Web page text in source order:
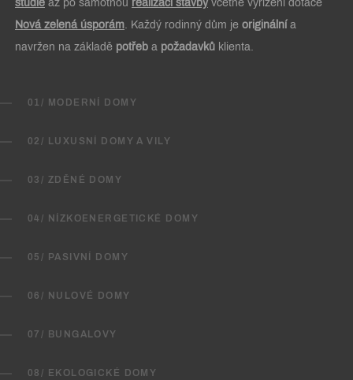
studie až po samotnou realizaci stavby včetně vyřízení dotace
Nová zelená úsporám. Každý rodinný dům je originální a
navržen na základě potřeb a požadavků klienta.
01/ MODERNÍ DOMY
02/ LUXUSNÍ DOMY A VILY
03/ ZDĚNÉ DOMY
04/ NÍZKOENERGETICKÉ DOMY
05/ PASIVNÍ DOMY
06/ NULOVÉ DOMY
07/ BUNGALOVY
08/ EKOLOGICKÉ DOMY